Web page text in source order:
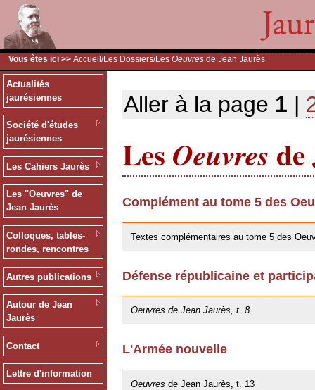
Vous êtes ici >> Accueil /Les Dossiers/Les Oeuvres de Jean Jaurès
Actualités
jaurésiennes
Société d'études
jaurésiennes
Les Cahiers Jaurès
Les "Oeuvres" de
Jean Jaurès
Colloques, tables-
rondes, rencontres
Autres publications
Autour de Jean
Jaurès
Contact
Lettre d'information
Aller à la page 1 |
Les Oeuvres
Complément au tome 5 des
Textes complémentaires au tome 5 des
Défense républicaine et
Oeuvres de Jean Jaurès, t. 8
L'Armée nouvelle
Oeuvres de Jean Jaurès, t. 13